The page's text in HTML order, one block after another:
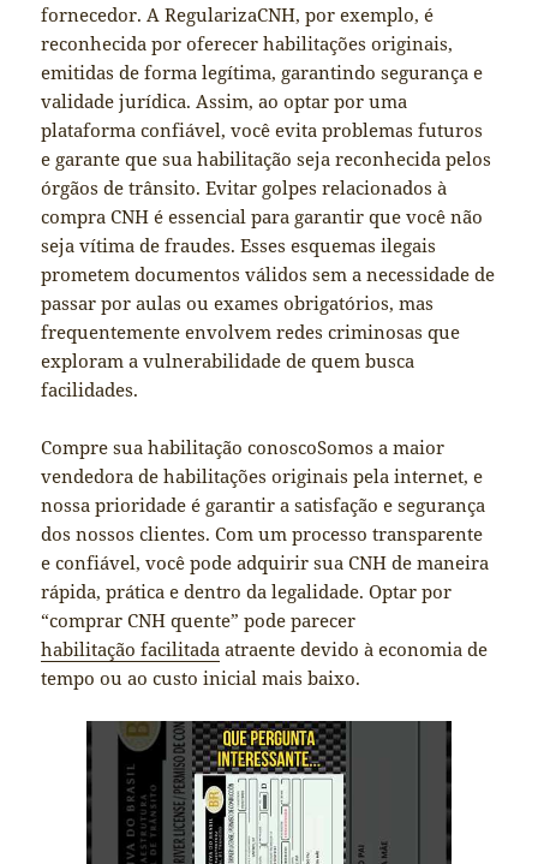
fornecedor. A RegularizaCNH, por exemplo, é
reconhecida por oferecer habilitações originais,
emitidas de forma legítima, garantindo segurança e
validade jurídica. Assim, ao optar por uma
plataforma confiável, você evita problemas futuros
e garante que sua habilitação seja reconhecida pelos
órgãos de trânsito. Evitar golpes relacionados à
compra CNH é essencial para garantir que você não
seja vítima de fraudes. Esses esquemas ilegais
prometem documentos válidos sem a necessidade de
passar por aulas ou exames obrigatórios, mas
frequentemente envolvem redes criminosas que
exploram a vulnerabilidade de quem busca
facilidades.
Compre sua habilitação conoscoSomos a maior
vendedora de habilitações originais pela internet, e
nossa prioridade é garantir a satisfação e segurança
dos nossos clientes. Com um processo transparente
e confiável, você pode adquirir sua CNH de maneira
rápida, prática e dentro da legalidade. Optar por
“comprar CNH quente” pode parecer
habilitação facilitada atraente devido à economia de
tempo ou ao custo inicial mais baixo.